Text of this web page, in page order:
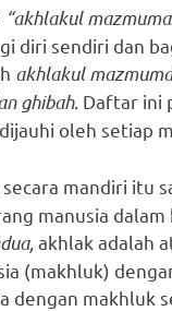
“akhlakul
diri sendiri dan
akhlakul
ghibah. Daftar ini
oleh setiap
mandiri itu
manusia
akhlak adalah
(makhluk)
dengan makhluk